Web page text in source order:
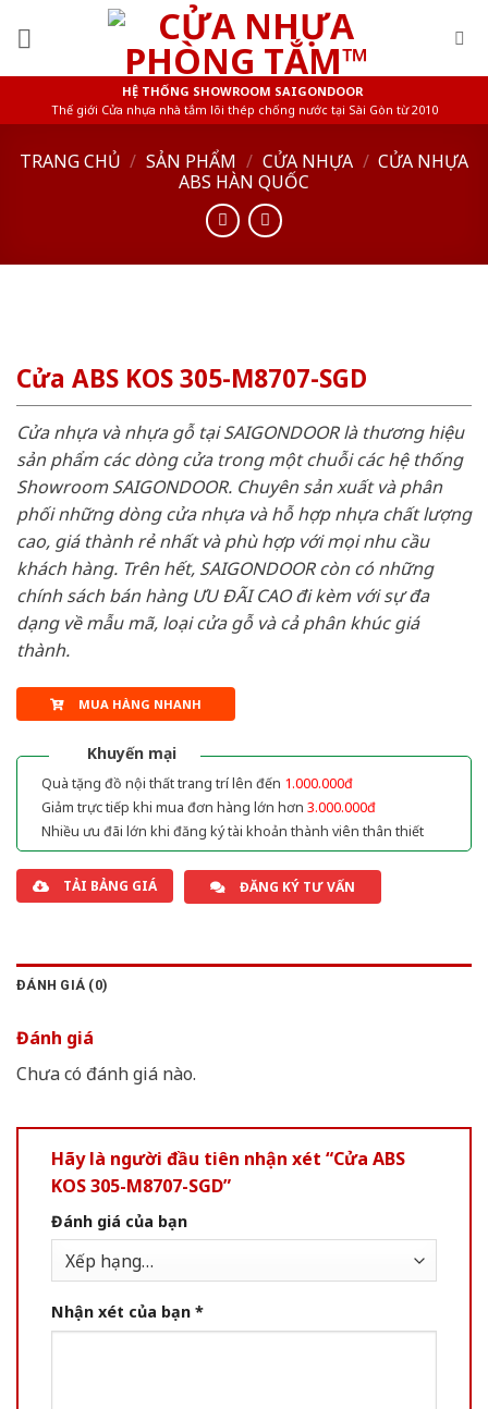
HỆ THỐNG SHOWROOM SAIGONDOOR
Thế giới Cửa nhựa nhà tắm lõi thép chống nước tại Sài Gòn từ 2010
TRANG CHỦ / SẢN PHẨM / CỬA NHỰA / CỬA NHỰA
ABS HÀN QUỐC
Cửa ABS KOS 305-M8707-SGD
Cửa nhựa và nhựa gỗ tại SAIGONDOOR là thương hiệu
sản phẩm các dòng cửa trong một chuỗi các hệ thống
Showroom SAIGONDOOR. Chuyên sản xuất và phân
phối những dòng cửa nhựa và hỗ hợp nhựa chất lượng
cao, giá thành rẻ nhất và phù hợp với mọi nhu cầu
khách hàng. Trên hết, SAIGONDOOR còn có những
chính sách bán hàng ƯU ĐÃI CAO đi kèm với sự đa
dạng về mẫu mã, loại cửa gỗ và cả phân khúc giá
thành.
MUA HÀNG NHANH
Khuyến mại
Quà tặng đồ nội thất trang trí lên đến 1.000.000đ
Giảm trực tiếp khi mua đơn hàng lớn hơn 3.000.000đ
Nhiều ưu đãi lớn khi đăng ký tài khoản thành viên thân thiết
TẢI BẢNG GIÁ ĐĂNG KÝ TƯ VẤN
ĐÁNH GIÁ (0)
Đánh giá
Chưa có đánh giá nào.
Hãy là người đầu tiên nhận xét “Cửa ABS
KOS 305-M8707-SGD”
Đánh giá của bạn
Nhận xét của bạn *